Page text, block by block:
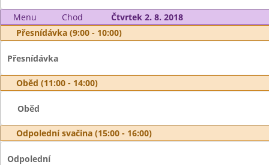
Menu Chod
Čtvrtek 2. 8. 2018
Přesnídávka (9:00 - 10:00)
Přesnídávka
Oběd (11:00 - 14:00)
Oběd
Odpolední svačina (15:00 - 16:00)
Odpolední